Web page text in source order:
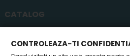
CATALOG
CONTROLEAZA-TI